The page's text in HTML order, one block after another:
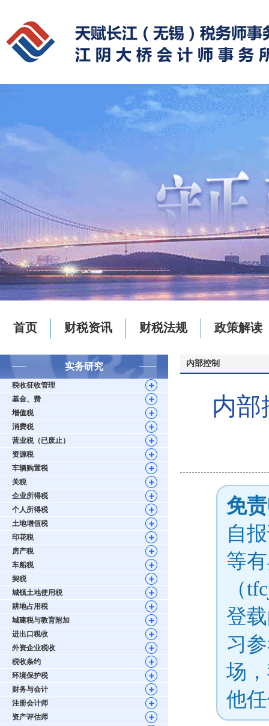
首页 财税资讯 财税法规 政策解读
实务研究
税收征收管理
基金、费
增值税
消费税
营业税（已废止）
资源税
车辆购置税
关税
企业所得税
个人所得税
土地增值税
印花税
房产税
车船税
契税
城镇土地使用税
耕地占用税
城建税与教育附加
进出口税收
外资企业税收
税收条约
环境保护税
财务与会计
注册会计师
资产评估师
内部控制
内部
免
自
等
（
登
习
场
他